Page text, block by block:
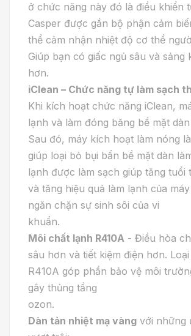
ở chức năng này đó là điều khiển
Casper được gắn bộ phận cảm
thể cảm nhận nhiệt độ cơ thể
Giúp bạn có giấc ngủ sâu và sảng
hơn.
iClean – Chức năng tự làm sạch
Khi kích hoạt chức năng iClean,
lạnh và làm đóng băng bề mặt
Sau đó, máy kích hoạt làm nóng
giúp loại bỏ bụi bẩn bề mặt dàn
lạnh được làm sạch giúp tăng tuổi
và tăng hiệu quả làm lạnh của
ngăn chặn sự sinh sôi của vi
khuẩn.
Môi chất lạnh R410A - Điều hòa
sâu hơn và tiết kiệm điện hơn.
R410A góp phần bảo vệ môi
gây thủng tầng
ozon.
Dàn tản nhiệt mạ vàng với những